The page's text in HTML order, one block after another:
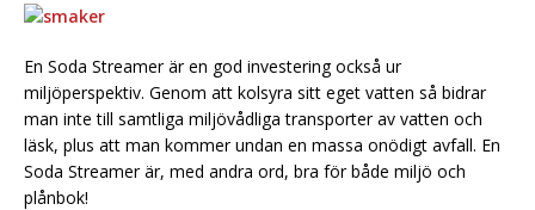
En Soda Streamer är en god investering också ur
miljöperspektiv. Genom att kolsyra sitt eget vatten så bidrar
man inte till samtliga miljövådliga transporter av vatten och
läsk, plus att man kommer undan en massa onödigt avfall. En
Soda Streamer är, med andra ord, bra för både miljö och
plånbok!